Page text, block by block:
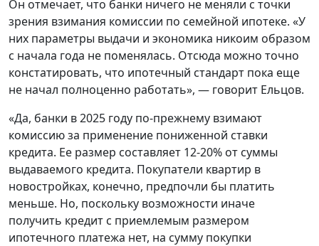
Он отмечает, что банки ничего не меняли с точки
зрения взимания комиссии по семейной ипотеке. «У
них параметры выдачи и экономика никоим образом
с начала года не поменялась. Отсюда можно точно
констатировать, что ипотечный стандарт пока еще
не начал полноценно работать», — говорит Ельцов.
«Да, банки в 2025 году по-прежнему взимают
комиссию за применение пониженной ставки
кредита. Ее размер составляет 12-20% от суммы
выдаваемого кредита. Покупатели квартир в
новостройках, конечно, предпочли бы платить
меньше. Но, поскольку возможности иначе
получить кредит с приемлемым размером
ипотечного платежа нет, на сумму покупки